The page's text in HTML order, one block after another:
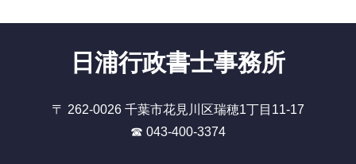
日浦行政書士事務所
〒 262-0026 千葉市花見川区瑞穂1丁目11-17
☎ 043-400-3374